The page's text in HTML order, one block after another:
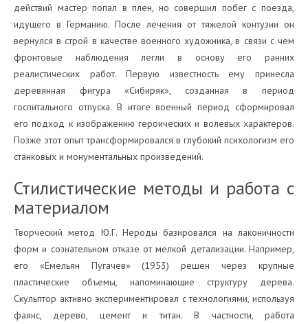
действий мастер попал в плен, но совершил побег с поезда,
идущего в Германию. После лечения от тяжелой контузии он
вернулся в строй в качестве военного художника, в связи с чем
фронтовые наблюдения легли в основу его ранних
реалистических работ. Первую известность ему принесла
деревянная фигура «Сибиряк», созданная в период
госпитального отпуска. В итоге военный период сформировал
его подход к изображению героических и волевых характеров.
Позже этот опыт трансформировался в глубокий психологизм его
станковых и монументальных произведений.
Стилистические методы и работа с
материалом
Творческий метод Ю.Г. Нероды базировался на лаконичности
форм и сознательном отказе от мелкой детализации. Например,
его «Емельян Пугачев» (1953) решен через крупные
пластические объемы, напоминающие структуру дерева.
Скульптор активно экспериментировал с технологиями, используя
фаянс, дерево, цемент и титан. В частности, работа